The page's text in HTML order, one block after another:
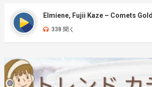
Elmiene, Fujii Kaze – Comets Gold
338 聞く